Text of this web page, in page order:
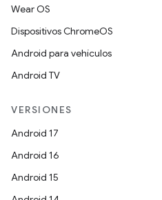
Wear OS
Dispositivos ChromeOS
Android para vehículos
Android TV
VERSIONES
Android 17
Android 16
Android 15